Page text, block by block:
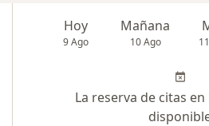
Hoy
9 Ago
Mañana
10 Ago
La reserva de citas